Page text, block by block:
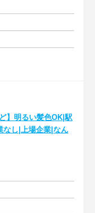
】明るい髪色OK|駅
なし|上場企業|なん